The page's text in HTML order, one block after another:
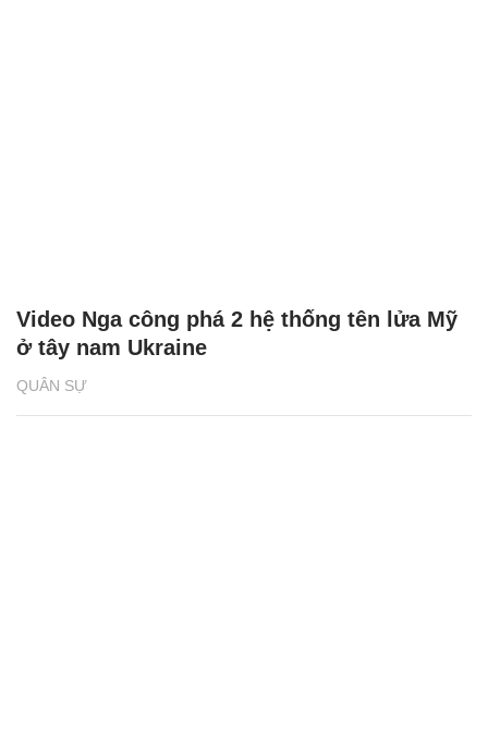
QUÂN SỰ
Video Nga công phá 2 hệ thống tên lửa Mỹ
ở tây nam Ukraine